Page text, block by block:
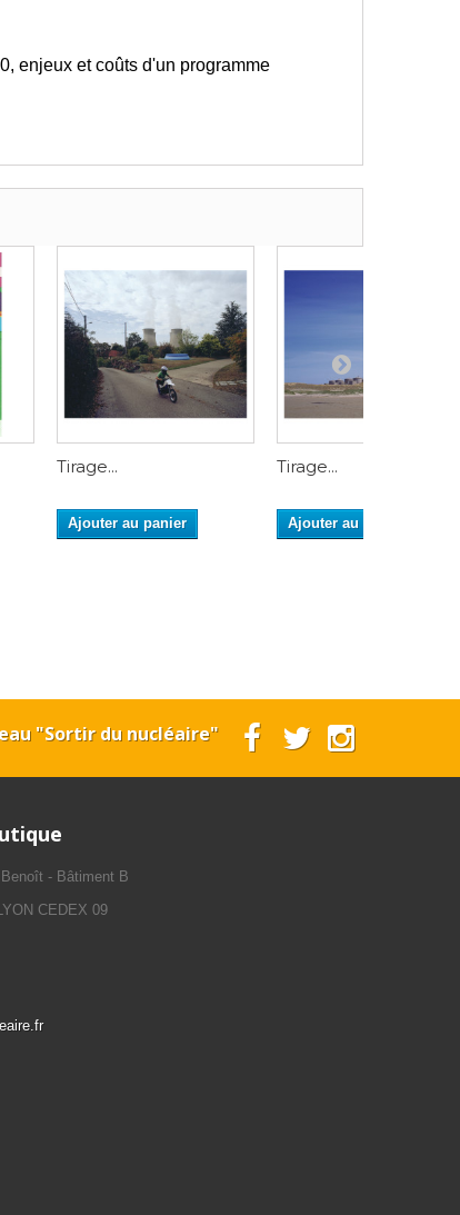
enjeux et coûts d'un programme
Tirage...
Ajouter au panier
Tirage...
Ajouter au panier
"Sortir du nucléaire"
- Bâtiment B
CEDEX 09